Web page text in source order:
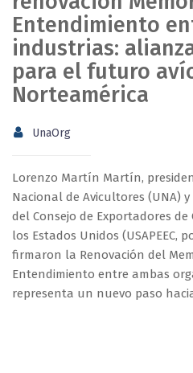
Entendimiento
industrias:
para el futuro
Norteamérica
UnaOrg
Lorenzo Martín Martín,
Nacional de Avicultores (UNA) y
del Consejo de Exportadores de
los Estados Unidos (USAPEEC,
firmaron la Renovación del
Entendimiento entre ambas
representa un nuevo paso